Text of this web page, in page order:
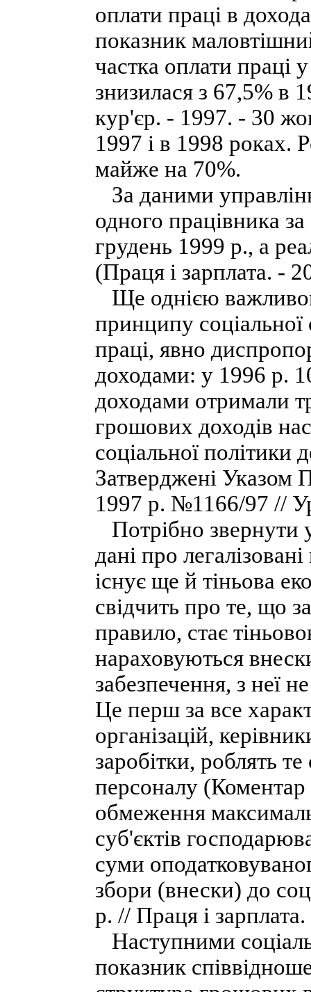
оплати праці в
показник
частка оплати праці
знизилася з 67,5% в
кур'єр. - 1997. - 30
1997 і в 1998 роках.
майже на 70%.
За даними
одного працівника
грудень 1999 р., а
(Праця і зарплата. -
Ще однією
принципу соціальної
праці, явно
доходами: у 1996 р.
доходами отримали
грошових доходів
соціальної
Затверджені Указом
1997 р. №1166/97 //
Потрібно звернути
дані про
існує ще й тіньова
свідчить про те, що
правило, стає
нараховуються
забезпечення, з неї
Це перш за все
організацій,
заробітки, роблять
персоналу
обмеження
суб'єктів
суми
збори (внески) до
р. // Праця і
Наступними
показник